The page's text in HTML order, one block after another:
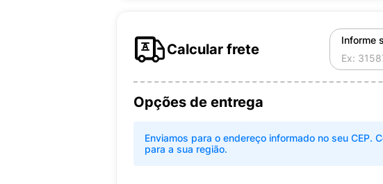
Calcular frete
Informe
Opções de entrega
Enviamos para o endereço informado no seu CEP.
para a sua região.